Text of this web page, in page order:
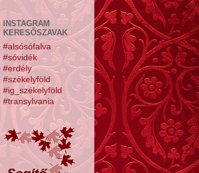
INSTAGRAM
KERESŐSZAVAK
#alsósófalva
#sóvidék
#erdély
#székelyföld
#ig_székelyföld
#transylvania